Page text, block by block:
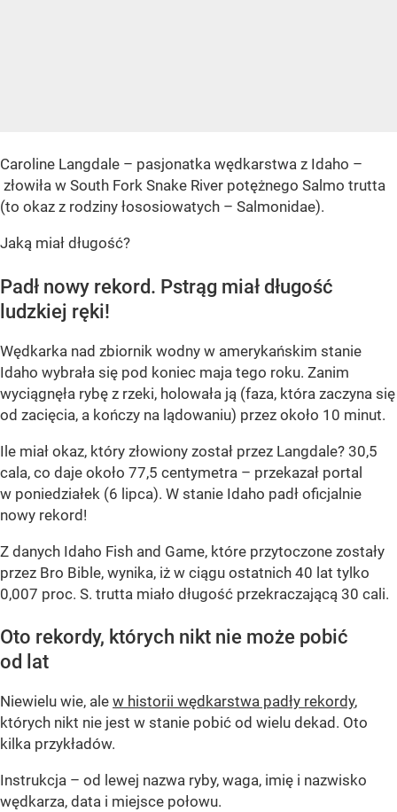
Caroline Langdale – pasjonatka wędkarstwa z Idaho –
złowiła w South Fork Snake River potężnego Salmo trutta
(to okaz z rodziny łososiowatych – Salmonidae).
Jaką miał długość?
Padł nowy rekord. Pstrąg miał długość
ludzkiej ręki!
Wędkarka nad zbiornik wodny w amerykańskim stanie
Idaho wybrała się pod koniec maja tego roku. Zanim
wyciągnęła rybę z rzeki, holowała ją (faza, która zaczyna się
od zacięcia, a kończy na lądowaniu) przez około 10 minut.
Ile miał okaz, który złowiony został przez Langdale? 30,5
cala, co daje około 77,5 centymetra – przekazał portal
w poniedziałek (6 lipca). W stanie Idaho padł oficjalnie
nowy rekord!
Z danych Idaho Fish and Game, które przytoczone zostały
przez Bro Bible, wynika, iż w ciągu ostatnich 40 lat tylko
0,007 proc. S. trutta miało długość przekraczającą 30 cali.
Oto rekordy, których nikt nie może pobić
od lat
Niewielu wie, ale w historii wędkarstwa padły rekordy,
których nikt nie jest w stanie pobić od wielu dekad. Oto
kilka przykładów.
Instrukcja – od lewej nazwa ryby, waga, imię i nazwisko
wędkarza, data i miejsce połowu.